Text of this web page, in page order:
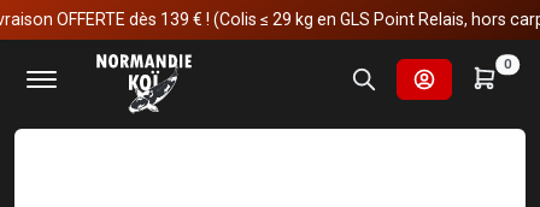
OFFERTE dès 139 € ! (Colis ≤ 29 kg en GLS Point Relais, hors
0
Accueil
Fournitures et technologies pour les bassins
Pièces détachées
Filtre pour Hiblow HP